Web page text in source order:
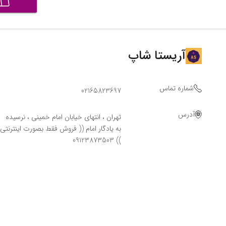
آریستا شاپ
شماره تماس 02165823697
آدرس
تهران ، انتهای خیابان امام خمینی ، نرسیده
به یادگار امام (( فروش فقط بصورت اینترنتی
)) 09123873503